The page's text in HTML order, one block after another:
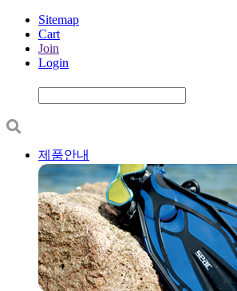
Sitemap
Cart
Join
Login
제품안내